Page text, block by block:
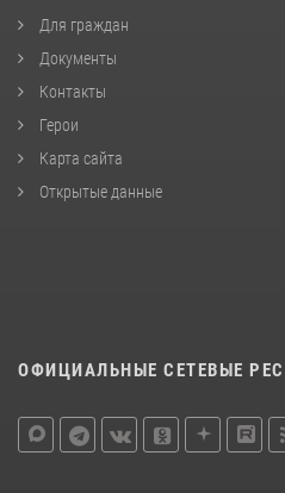
Для граждан
Документы
Контакты
Герои
Карта сайта
Открытые данные
ОФИЦИАЛЬНЫЕ СЕТЕВЫЕ